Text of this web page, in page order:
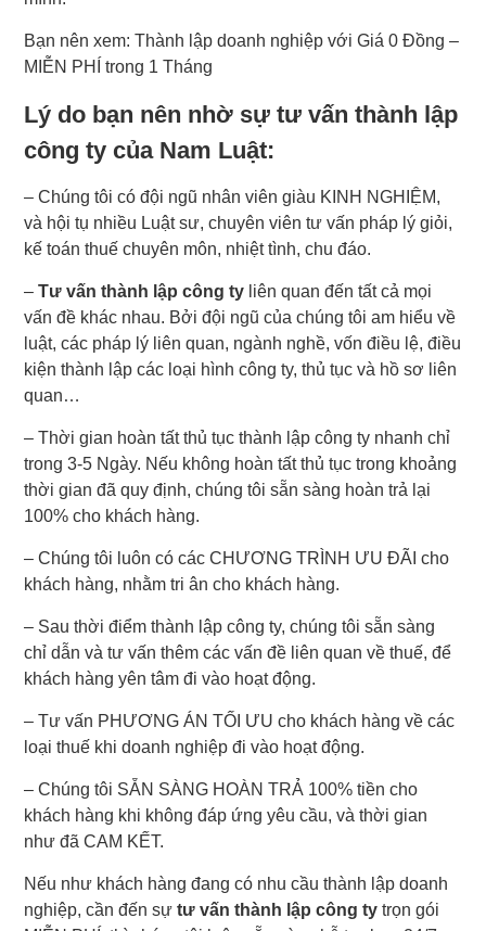
Bạn nên xem: Thành lập doanh nghiệp với Giá 0 Đồng –
MIỄN PHÍ trong 1 Tháng
Lý do bạn nên nhờ sựtư vấn thành lập
công ty của Nam Luật:
– Chúng tôi có đội ngũ nhân viên giàu KINH NGHIỆM,
và hội tụ nhiều Luật sư, chuyên viên tư vấn pháp lý giỏi,
kế toán thuế chuyên môn, nhiệt tình, chu đáo.
–Tư vấn thành lập công ty liên quan đến tất cả mọi
vấn đề khác nhau. Bởi đội ngũ của chúng tôi am hiểu về
luật, các pháp lý liên quan, ngành nghề, vốn điều lệ, điều
kiện thành lập các loại hình công ty, thủ tục và hồ sơ liên
quan…
– Thời gian hoàn tất thủ tục thành lập công ty nhanh chỉ
trong 3-5 Ngày. Nếu không hoàn tất thủ tục trong khoảng
thời gian đã quy định, chúng tôi sẵn sàng hoàn trả lại
100% cho khách hàng.
– Chúng tôi luôn có các CHƯƠNG TRÌNH ƯU ĐÃI cho
khách hàng, nhằm tri ân cho khách hàng.
– Sau thời điểm thành lập công ty, chúng tôi sẵn sàng
chỉ dẫn và tư vấn thêm các vấn đề liên quan về thuế, để
khách hàng yên tâm đi vào hoạt động.
– Tư vấn PHƯƠNG ÁN TỐI ƯU cho khách hàng về các
loại thuế khi doanh nghiệp đi vào hoạt động.
– Chúng tôi SẴN SÀNG HOÀN TRẢ 100% tiền cho
khách hàng khi không đáp ứng yêu cầu, và thời gian
như đã CAM KẾT.
Nếu như khách hàng đang có nhu cầu thành lập doanh
nghiệp, cần đến sựtư vấn thành lập công ty trọn gói